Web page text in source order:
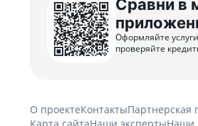
Сравни в
Оформляйте
проверяйте
О проектеКонтактыПартнерская